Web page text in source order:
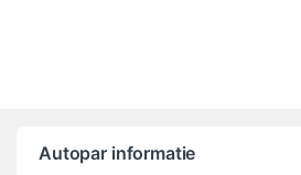
Autopar informatie